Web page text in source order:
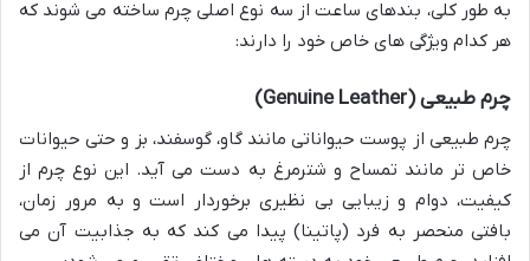
به طور کلی، بندهای ساعت از سه نوع اصلی چرم ساخته می شوند که
هر کدام ویژگی های خاص خود را دارند:
چرم طبیعی (Genuine Leather)
چرم طبیعی از پوست حیواناتی مانند گاو، گوسفند، بز و حتی حیوانات
خاص تر مانند تمساح و شترمرغ به دست می آید. این نوع چرم از
کیفیت، دوام و زیبایی بی نظیری برخوردار است و به مرور زمان،
بافتی منحصر به فرد (پاتینا) پیدا می کند که به جذابیت آن می